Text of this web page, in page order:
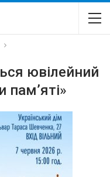
ювілейний
пам’яті»